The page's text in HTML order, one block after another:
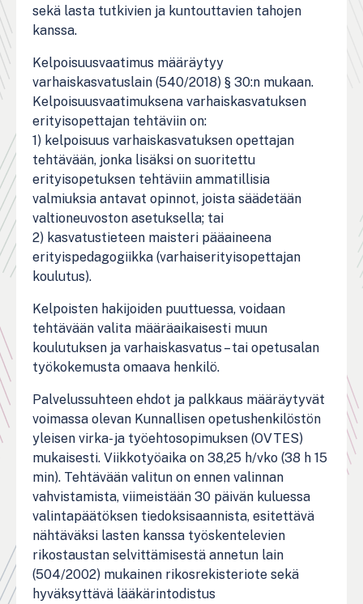
sekä lasta tutkivien ja kuntouttavien tahojen
kanssa.
Kelpoisuusvaatimus määräytyy
varhaiskasvatuslain (540/2018) § 30:n mukaan.
Kelpoisuusvaatimuksena varhaiskasvatuksen
erityisopettajan tehtäviin on:
1) kelpoisuus varhaiskasvatuksen opettajan
tehtävään, jonka lisäksi on suoritettu
erityisopetuksen tehtäviin ammatillisia
valmiuksia antavat opinnot, joista säädetään
valtioneuvoston asetuksella; tai
2) kasvatustieteen maisteri pääaineena
erityispedagogiikka (varhaiserityisopettajan
koulutus).
Kelpoisten hakijoiden puuttuessa, voidaan
tehtävään valita määräaikaisesti muun
koulutuksen ja varhaiskasvatus – tai opetusalan
työkokemusta omaava henkilö.
Palvelussuhteen ehdot ja palkkaus määräytyvät
voimassa olevan Kunnallisen opetushenkilöstön
yleisen virka- ja työehtosopimuksen (OVTES)
mukaisesti. Viikkotyöaika on 38,25 h/vko (38 h 15
min). Tehtävään valitun on ennen valinnan
vahvistamista, viimeistään 30 päivän kuluessa
valintapäätöksen tiedoksisaannista, esitettävä
nähtäväksi lasten kanssa työskentelevien
rikostaustan selvittämisestä annetun lain
(504/2002) mukainen rikosrekisteriote sekä
hyväksyttävä lääkärintodistus